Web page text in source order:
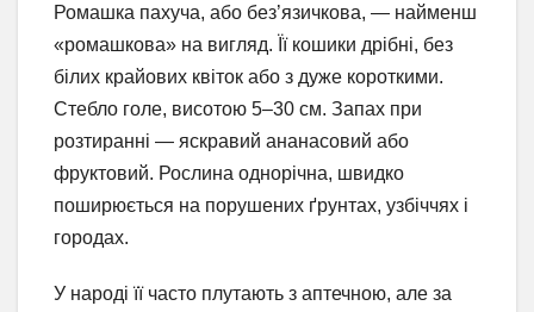
Ромашка пахуча, або без’язичкова, — найменш
«ромашкова» на вигляд. Її кошики дрібні, без
білих крайових квіток або з дуже короткими.
Стебло голе, висотою 5–30 см. Запах при
розтиранні — яскравий ананасовий або
фруктовий. Рослина однорічна, швидко
поширюється на порушених ґрунтах, узбіччях і
городах.
У народі її часто плутають з аптечною, але за